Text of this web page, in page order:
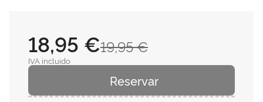
19,95 €
18,95 €
IVA incluido
Reservar